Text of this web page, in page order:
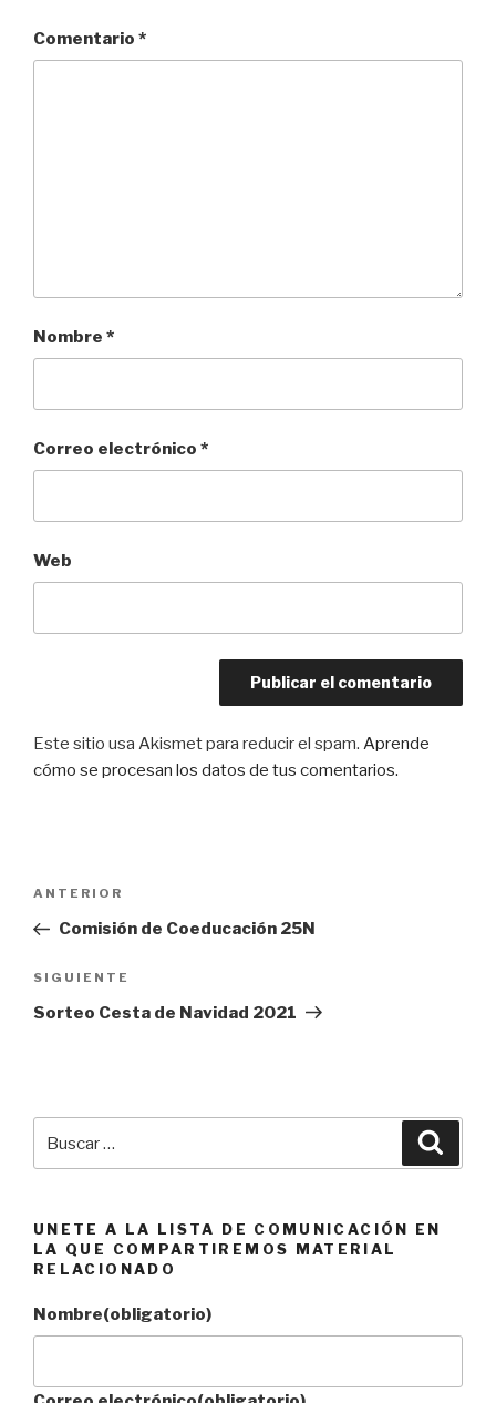
Comentario *
Nombre *
Correo electrónico *
Web
Este sitio usa Akismet para reducir el spam. Aprende
cómo se procesan los datos de tus comentarios.
entradas
Entrada
anterior:
ANTERIOR
Comisión de Coeducación 25N
Siguiente
entrada
SIGUIENTE
Sorteo Cesta de Navidad 2021
UNETE A LA LISTA DE COMUNICACIÓN EN
LA QUE COMPARTIREMOS MATERIAL
RELACIONADO
Nombre(obligatorio)